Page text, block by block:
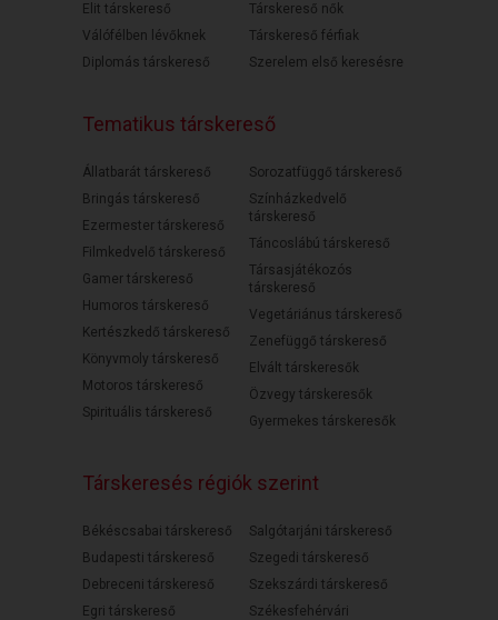
Elit társkereső
Válófélben lévőknek
Diplomás társkereső
Társkereső nők
Társkereső férfiak
Szerelem első keresésre
Tematikus társkereső
Állatbarát társkereső
Bringás társkereső
Ezermester társkereső
Filmkedvelő társkereső
Gamer társkereső
Humoros társkereső
Kertészkedő társkereső
Könyvmoly társkereső
Motoros társkereső
Spirituális társkereső
Sorozatfüggő társkereső
Színházkedvelő
társkereső
Táncoslábú társkereső
Társasjátékozós
társkereső
Vegetáriánus társkereső
Zenefüggő társkereső
Elvált társkeresők
Özvegy társkeresők
Gyermekes társkeresők
Társkeresés régiók szerint
Békéscsabai társkereső
Budapesti társkereső
Debreceni társkereső
Egri társkereső
Salgótarjáni társkereső
Szegedi társkereső
Szekszárdi társkereső
Székesfehérvári